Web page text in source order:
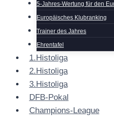
5-Jahres-Wertung für den
Europäisches Klubranking
Trainer des Jahres
Ehrentafel
1.Histoliga
2.Histoliga
3.Histoliga
DFB-Pokal
Champions-League